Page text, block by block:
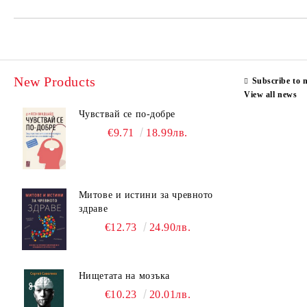
New Products
Чувствай се по-добре
€9.71 18.99лв.
Митове и истини за чревното
здраве
€12.73 24.90лв.
Нищетата на мозъка
€10.23 20.01лв.
Subscribe to
View all news